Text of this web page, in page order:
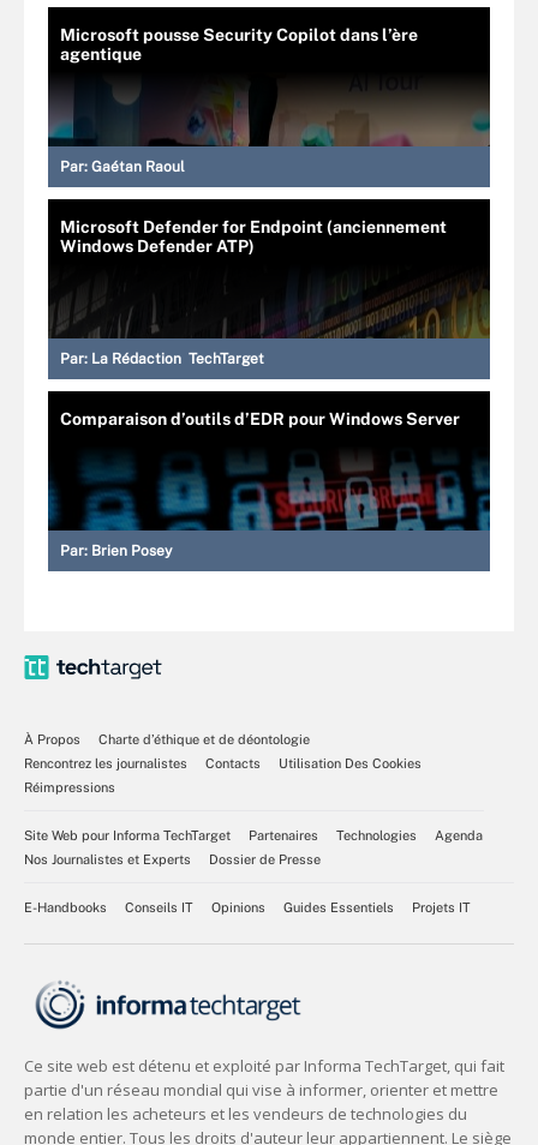
Microsoft pousse Security Copilot dans l’ère
agentique
Par: Gaétan Raoul
Microsoft Defender for Endpoint (anciennement
Windows Defender ATP)
Par: La Rédaction TechTarget
Comparaison d’outils d’EDR pour Windows Server
Par: Brien Posey
À Propos
Charte d’éthique et de déontologie
Rencontrez les journalistes
Contacts
Utilisation Des Cookies
Réimpressions
Site Web pour Informa TechTarget Partenaires Technologies
Agenda
Nos Journalistes et Experts
Dossier de Presse
E-Handbooks Conseils IT Opinions Guides Essentiels Projets IT